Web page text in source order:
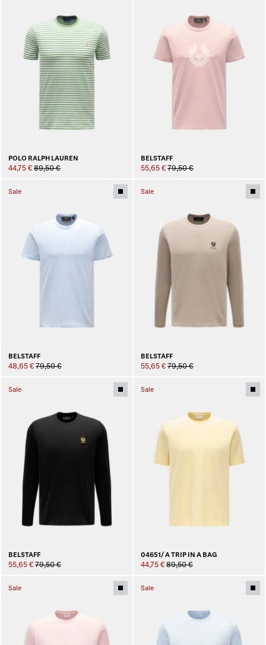
POLO RALPH LAUREN
44,75 € 89,50 €
BELSTAFF
55,65 € 79,50 €
Sale
BELSTAFF
48,65 € 79,50 €
Sale
BELSTAFF
55,65 € 79,50 €
Sale
BELSTAFF
55,65 € 79,50 €
Sale
04651/ A TRIP IN A BAG
44,75 € 89,50 €
Sale Sale